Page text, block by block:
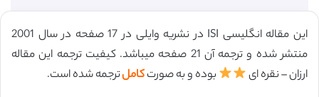
این مقاله انگلیسی ISI در نشریه وایلی در 17 صفحه در سال 2001
منتشر شده و ترجمه آن 21 صفحه میباشد. کیفیت ترجمه این مقاله
ارزان – نقره ای
بوده و به صورتکاملترجمه شده است.